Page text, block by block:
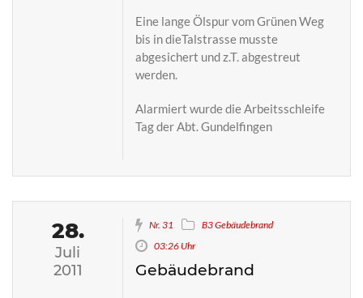
Eine lange Ölspur vom Grünen Weg
bis in dieTalstrasse musste
abgesichert und z.T. abgestreut
werden.
Alarmiert wurde die Arbeitsschleife
Tag der Abt. Gundelfingen
28.
Juli
2011
Nr. 31
B3 Gebäudebrand
03:26 Uhr
Gebäudebrand